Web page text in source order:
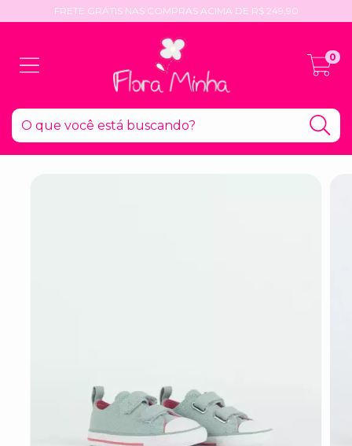
FRETE GRÁTIS NAS COMPRAS ACIMA DE R$ 249,90
0